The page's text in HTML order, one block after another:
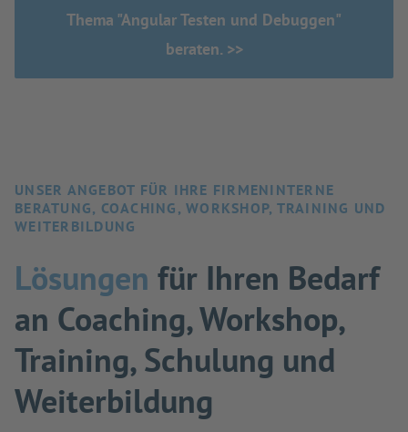
Thema "Angular Testen und Debuggen"
beraten. >>
UNSER ANGEBOT FÜR IHRE FIRMENINTERNE
BERATUNG, COACHING, WORKSHOP, TRAINING UND
WEITERBILDUNG
Lösungen für Ihren Bedarf
an Coaching, Workshop,
Training, Schulung und
Weiterbildung